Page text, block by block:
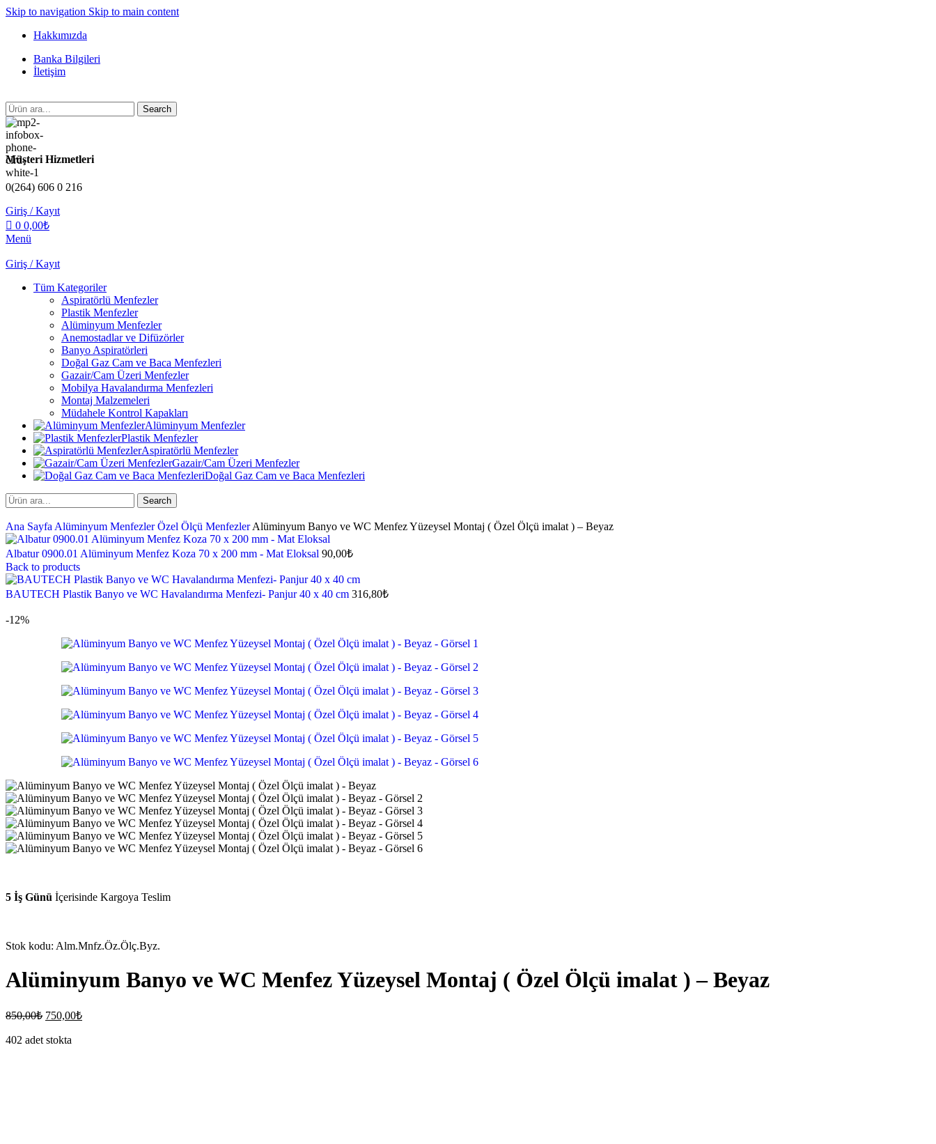
Skip to navigation Skip to main content
Hakkımızda
Banka Bilgileri
İletişim
Search
Müşteri Hizmetleri
0(264) 606 0 216
Giriş / Kayıt
0 0,00₺
Menü
Giriş / Kayıt
Tüm Kategoriler
Aspiratörlü Menfezler
Plastik Menfezler
Alüminyum Menfezler
Anemostadlar ve Difüzörler
Banyo Aspiratörleri
Doğal Gaz Cam ve Baca Menfezleri
Gazair/Cam Üzeri Menfezler
Mobilya Havalandırma Menfezleri
Montaj Malzemeleri
Müdahele Kontrol Kapakları
Alüminyum Menfezler
Plastik Menfezler
Aspiratörlü Menfezler
Gazair/Cam Üzeri Menfezler
Doğal Gaz Cam ve Baca Menfezleri
Search
Ana Sayfa Alüminyum MenfezlerÖzel Ölçü MenfezlerAlüminyum Banyo ve WC Menfez Yüzeysel Montaj ( Özel Ölçü imalat ) – Beyaz
Albatur 0900.01 Alüminyum Menfez Koza 70 x 200 mm - Mat Eloksal 90,00₺
Back to products
BAUTECH Plastik Banyo ve WC Havalandırma Menfezi- Panjur 40 x 40 cm 316,80₺
-12%
5 İş Günü İçerisinde Kargoya Teslim
Stok kodu: Alm.Mnfz.Öz.Ölç.Byz.
Alüminyum Banyo ve WC Menfez Yüzeysel Montaj ( Özel Ölçü imalat ) – Beyaz
850,00₺ 750,00₺
402 adet stokta